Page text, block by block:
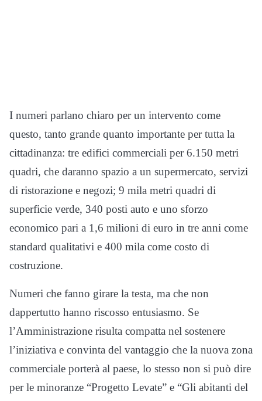
I numeri parlano chiaro per un intervento come
questo, tanto grande quanto importante per tutta la
cittadinanza: tre edifici commerciali per 6.150 metri
quadri, che daranno spazio a un supermercato, servizi
di ristorazione e negozi; 9 mila metri quadri di
superficie verde, 340 posti auto e uno sforzo
economico pari a 1,6 milioni di euro in tre anni come
standard qualitativi e 400 mila come costo di
costruzione.
Numeri che fanno girare la testa, ma che non
dappertutto hanno riscosso entusiasmo. Se
l’Amministrazione risulta compatta nel sostenere
l’iniziativa e convinta del vantaggio che la nuova zona
commerciale porterà al paese, lo stesso non si può dire
per le minoranze “Progetto Levate” e “Gli abitanti del